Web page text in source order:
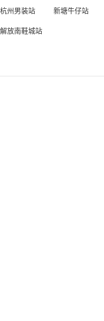
杭州男装站 新塘牛仔站
解放南鞋城站